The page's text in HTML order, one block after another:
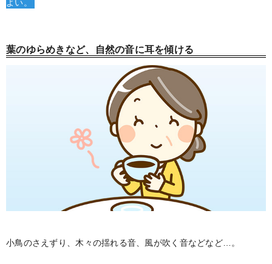
よい。
葉のゆらめきなど、自然の音に耳を傾ける
小鳥のさえずり、木々の揺れる音、風が吹く音などなど…。